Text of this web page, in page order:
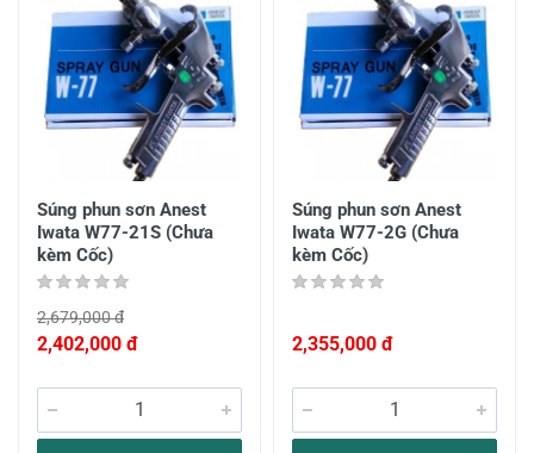
Súng phun sơn Anest
Iwata W77-21S (Chưa
kèm Cốc)
2,679,000 đ
2,402,000 đ
Súng phun sơn Anest
Iwata W77-2G (Chưa
kèm Cốc)
2,355,000 đ